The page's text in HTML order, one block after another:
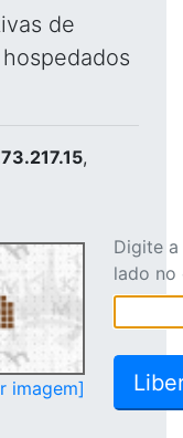
de
,
imagem]
Digite
lado no